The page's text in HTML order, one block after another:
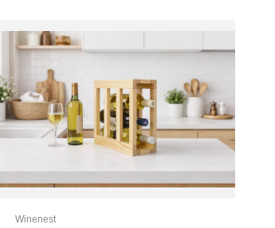
Winenest